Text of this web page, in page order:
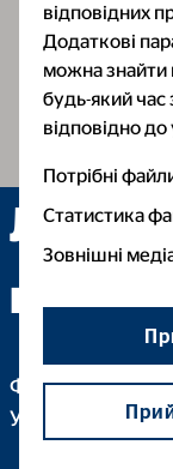
Любов
м.
Фінансовий
Україна'
відповідних
Додаткові
можна знайти
будь-який час
відповідно
Потрібні
Статистика
Зовнішні